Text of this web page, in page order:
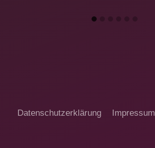
Datenschutzerklärung Impressum